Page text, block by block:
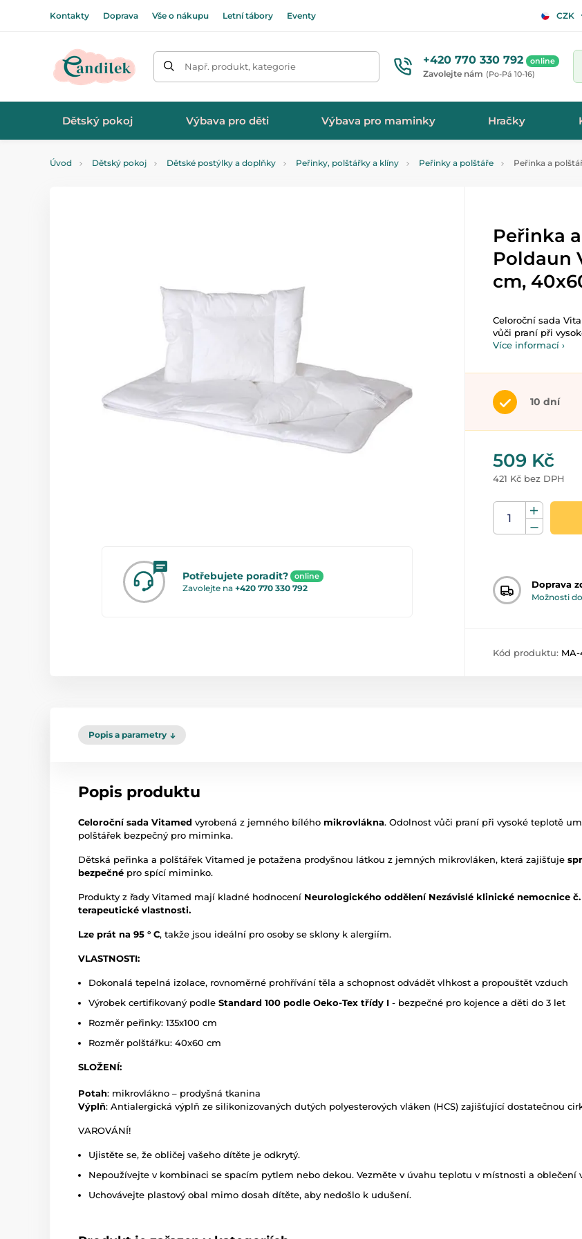
Kontakty Doprava Vše o nákupu Letní tábory Eventy CZK
Např. produkt, kategorie +420 770 330 792 online
Zavolejte nám (Po-Pá 10-16)
Dětský pokoj Výbava pro děti Výbava pro maminky Hračky
Úvod Dětský pokoj Dětské postýlky a doplňky Peřinky, polštářky a klíny Peřinky a polštáře Peřinka a
Potřebujete poradit? online
Zavolejte na +420 770 330 792
Peřinka
Poldaun
cm,
Celoroční sada
vůči praní při
Více informací ›
10 dní
509 Kč
421 Kč bez DPH
Doprava
Možnosti
Kód produktu: MA-
Popis a parametry
Popis produktu
Celoroční sada Vitamed vyrobená z jemného bílého mikrovlákna. Odolnost vůči praní při vysoké teplotě
polštářek bezpečný pro miminka.
Dětská peřinka a polštářek Vitamed je potažena prodyšnou látkou z jemných mikrovláken, která zajišťuje
bezpečné pro spící miminko.
Produkty z řady Vitamed mají kladné hodnocení Neurologického oddělení Nezávislé klinické nemocnice
terapeutické vlastnosti.
Lze prát na 95 ° C, takže jsou ideální pro osoby se sklony k alergiím.
VLASTNOSTI:
Dokonalá tepelná izolace, rovnoměrné prohřívání těla a schopnost odvádět vlhkost a propouštět vzduch
Výrobek certifikovaný podle Standard 100 podle Oeko-Tex třídy I - bezpečné pro kojence a děti do 3 let
Rozměr peřinky: 135x100 cm
Rozměr polštářku: 40x60 cm
SLOŽENÍ:
Potah: mikrovlákno – prodyšná tkanina
Výplň: Antialergická výplň ze silikonizovaných dutých polyesterových vláken (HCS) zajišťující dostatečnou
VAROVÁNÍ!
Ujistěte se, že obličej vašeho dítěte je odkrytý.
Nepoužívejte v kombinaci se spacím pytlem nebo dekou. Vezměte v úvahu teplotu v místnosti a
Uchovávejte plastový obal mimo dosah dítěte, aby nedošlo k udušení.